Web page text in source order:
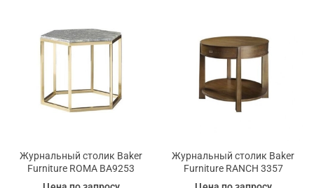
Журнальный столик Baker
Furniture ROMA BA9253
Журнальный столик Baker
Furniture RANCH 3357